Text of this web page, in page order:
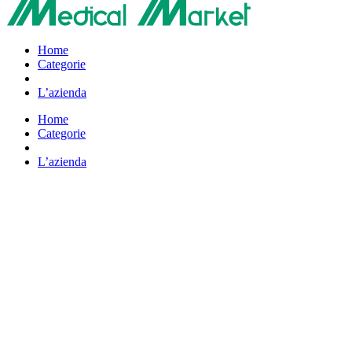
Home
Categorie
L’azienda
Home
Categorie
L’azienda